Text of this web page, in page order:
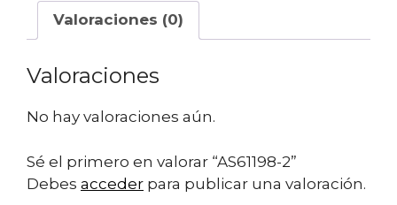
Valoraciones (0)
Valoraciones
No hay valoraciones aún.
Sé el primero en valorar “AS61198-2”
Debes acceder para publicar una valoración.